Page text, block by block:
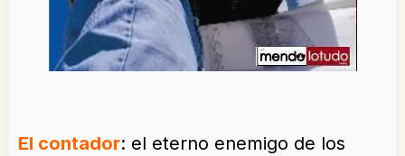
El contador: el eterno enemigo de los